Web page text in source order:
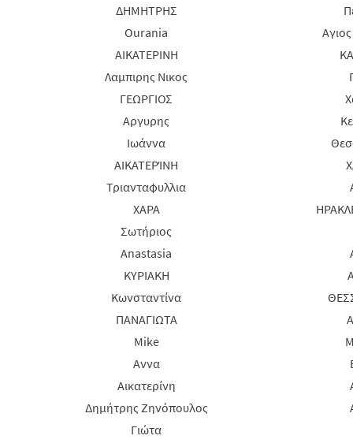
ΔΗΜΗΤΡΗΣ
Ourania
ΑΙΚΑΤΕΡΙΝΗ
Λαμπιρης Νικος
ΓΕΩΡΓΙΟΣ
Αργυρης
Ιωάννα
ΑΙΚΑΤΕΡΊΝΗ
Τριανταφυλλια
ΧΑΡΑ
Σωτήριος
Anastasia
ΚΥΡΙΑΚΗ
Κωνσταντίνα
ΠΑΝΑΓΙΩΤΑ
Mike
Αννα
Αικατερίνη
Δημήτρης Ζηνόπουλος
Γιώτα